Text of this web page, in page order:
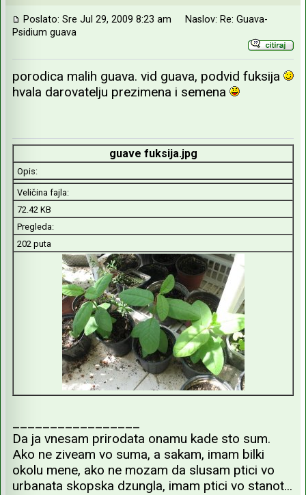
Poslato: Sre Jul 29, 2009 8:23 am
Naslov: Re: Guava-
Psidium guava
porodica malih guava. vid guava, podvid fuksija
hvala darovatelju prezimena i semena
guave fuksija.jpg
Opis:
Veličina fajla:
72.42 KB
Pregleda:
202 puta
_________________
Da ja vnesam prirodata onamu kade sto sum.
Ako ne ziveam vo suma, a sakam, imam bilki
okolu mene, ako ne mozam da slusam ptici vo
urbanata skopska dzungla, imam ptici vo stanot...